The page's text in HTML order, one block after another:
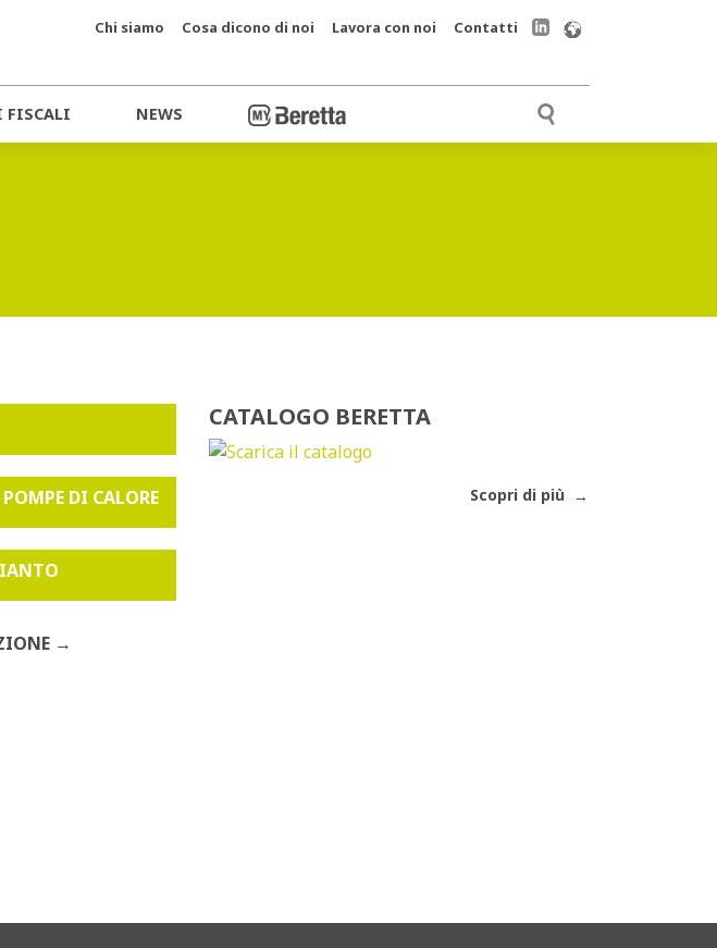
FISCALI NEWS
Chi siamo Cosa dicono di noi Lavora con noi Contatti
DI CALORE
CATALOGO BERETTA
Scopri di più